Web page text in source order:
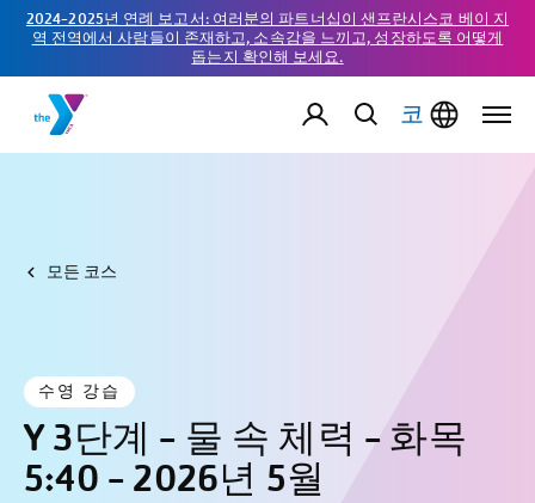
2024-2025년 연례 보고서: 여러분의 파트너십이 샌프란시스코 베이 지
역 전역에서 사람들이 존재하고, 소속감을 느끼고, 성장하도록 어떻게
돕는지 확인해 보세요.
코
모든 코스
수영 강습
Y 3단계 - 물 속 체력 - 화목
5:40 - 2026년 5월